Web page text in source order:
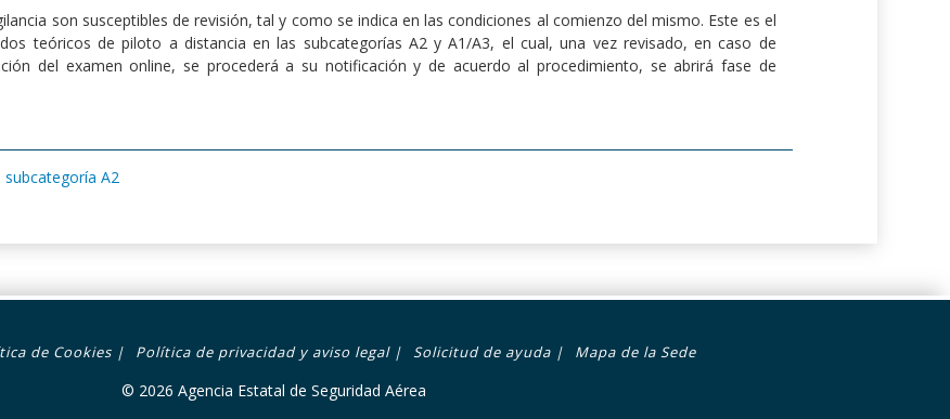
son susceptibles de revisión, tal y como se indica en las condiciones al comienzo del mismo. Este es el
teóricos de piloto a distancia en las subcategorías A2 y A1/A3, el cual, una vez revisado, en caso de
del examen online, se procederá a su notificación y de acuerdo al procedimiento, se abrirá fase de
A2
de Cookies | Política de privacidad y aviso legal | Solicitud de ayuda | Mapa de la Sede
© 2026 Agencia Estatal de Seguridad Aérea